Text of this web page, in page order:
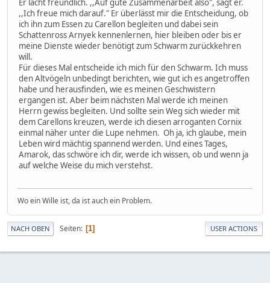
Er lacht freundlich. ,,Auf gute Zusammenarbeit also", sagt er.
,,Ich freue mich darauf." Er überlässt mir die Entscheidung, ob
ich ihn zum Essen zu Carellon begleiten und dabei sein
Schattenross Arnyek kennenlernen, hier bleiben oder bis er
meine Dienste wieder benötigt zum Schwarm zurückkehren
will.
Für dieses Mal entscheide ich mich für den Schwarm. Ich muss
den Altvögeln unbedingt berichten, wie gut ich es angetroffen
habe und herausfinden, wie es meinen Geschwistern
ergangen ist. Aber beim nächsten Mal werde ich meinen
Herrn gewiss begleiten. Und sollte sein Weg sich wieder mit
dem Carellons kreuzen, werde ich diesen arroganten Cornix
einmal näher unter die Lupe nehmen. Oh ja, ich glaube, mein
Leben wird mächtig spannend werden. Und eines Tages,
Amarok, das schwöre ich dir, werde ich wissen, ob und wenn ja
auf welche Weise du mich verstehst.
Wo ein Wille ist, da ist auch ein Problem.
NACH OBEN Seiten 1 USER ACTIONS